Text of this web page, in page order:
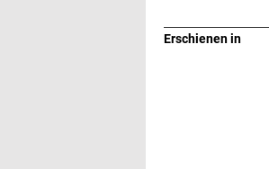
Erschienen in